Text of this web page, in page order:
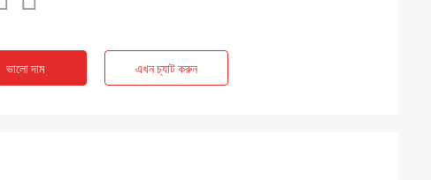
ভালো দাম এখন চ্যাট করুন